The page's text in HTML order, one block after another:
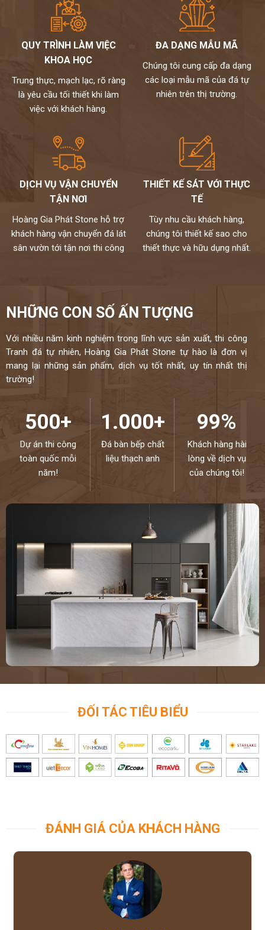
QUY TRÌNH LÀM VIỆC
KHOA HỌC
Trung thực, mạch lạc, rõ ràng
là yêu cầu tối thiết khi làm
việc với khách hàng.
ĐA DẠNG MẪU MÃ
Chúng tôi cung cấp đa dạng
các loại mẫu mã của đá tự
nhiên trên thị trường.
DỊCH VỤ VẬN CHUYỂN
TẬN NƠI
Hoàng Gia Phát Stone hỗ trợ
khách hàng vận chuyển đá lát
sân vườn tới tận nơi thi công
THIẾT KẾ SÁT VỚI THỰC
TẾ
Tùy nhu cầu khách hàng,
chúng tôi thiết kế sao cho
thiết thực và hữu dụng nhất.
NHỮNG CON SỐ ẤN TƯỢNG
Với nhiều năm kinh nghiệm trong lĩnh vực sản xuất, thi công
Tranh đá tự nhiên, Hoàng Gia Phát Stone tự hào là đơn vị
mang lại những sản phẩm, dịch vụ tốt nhất, uy tín nhất thị
trường!
500+
Dự án thi công
toàn quốc mỗi
năm!
1.000+
Đá bàn bếp chất
liệu thạch anh
99%
Khách hàng hài
lòng về dịch vụ
của chúng tôi!
ĐỐI TÁC TIÊU BIỂU
ĐÁNH GIÁ CỦA KHÁCH HÀNG